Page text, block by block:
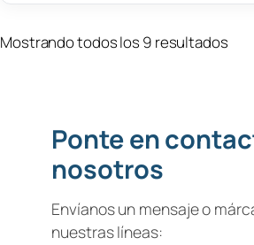
Mostrando todos los 9 resultados
Ponte en
nosotros
Envíanos un mensaje o
nuestras líneas: